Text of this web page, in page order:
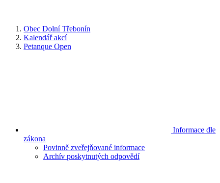
Obec Dolní Třebonín
Kalendář akcí
Petanque Open
Informace dle
zákona
Povinně zveřejňované informace
Archív poskytnutých odpovědí